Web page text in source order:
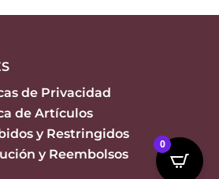
de Privacidad
de Artículos
y Restringidos
y Reembolsos
0